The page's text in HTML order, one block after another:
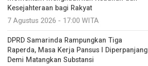
Kesejahteraan bagi Rakyat
7 Agustus 2026 - 17:00 WITA
DPRD Samarinda Rampungkan Tiga
Raperda, Masa Kerja Pansus I Diperpanjang
Demi Matangkan Substansi